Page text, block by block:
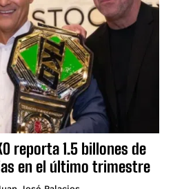
reporta 1.5 billones de
en el último trimestre